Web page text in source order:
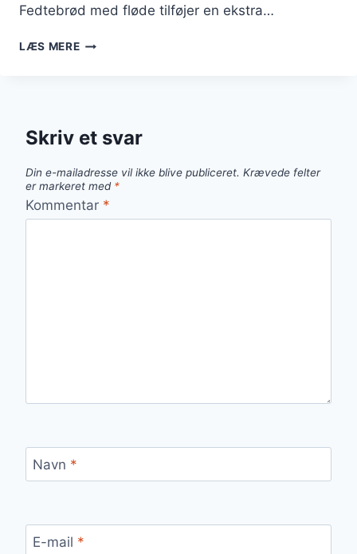
Fedtebrød med fløde tilføjer en ekstra…
LÆS MEREFEDTEBRØD
CREMET
Skriv et svar
Din e-mailadresse vil ikke blive publiceret. Krævede felter
er markeret med *
Kommentar *
Navn *
E-mail *